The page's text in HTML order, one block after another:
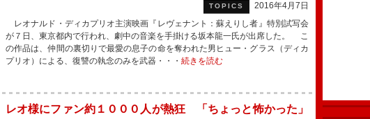
TOPICS
2016年4月7日
レオナルド・ディカプリオ主演映画『レヴェナント：蘇えりし者』特別試写会
が７日、東京都内で行われ、劇中の音楽を手掛ける坂本龍一氏が出席した。 こ
の作品は、仲間の裏切りで最愛の息子の命を奪われた男ヒュー・グラス（ディカ
プリオ）による、復讐の執念のみを武器・・・ 続きを読む
レオ様にファン約１０００人が熱狂 「ちょっと怖かった」